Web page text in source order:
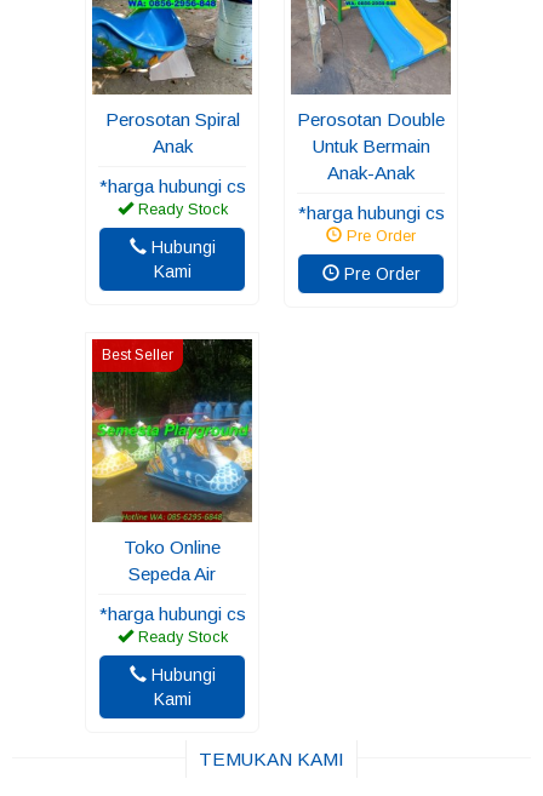
Perosotan Spiral
Anak
*harga hubungi cs
Ready Stock
Hubungi
Kami
Perosotan Double
Untuk Bermain
Anak-Anak
*harga hubungi cs
Pre Order
Pre Order
Best Seller
Toko Online
Sepeda Air
*harga hubungi cs
Ready Stock
Hubungi
Kami
TEMUKAN KAMI